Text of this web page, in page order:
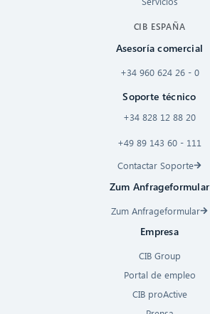
CIB ESPAÑA
Asesoría comercial
+34 960 624 26 - 0
Soporte técnico
+34 828 12 88 20
+49 89 143 60 - 111
Contactar Soporte
Zum Anfrageformular
Zum Anfrageformular
Empresa
CIB Group
Portal de empleo
CIB proActive